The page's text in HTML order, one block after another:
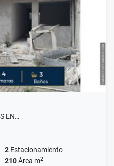
EN…
2 Estacionamiento
210Área m2